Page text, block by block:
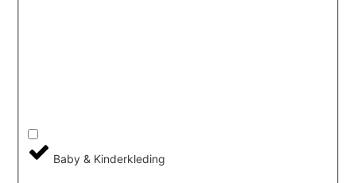
Baby & Kinderkleding